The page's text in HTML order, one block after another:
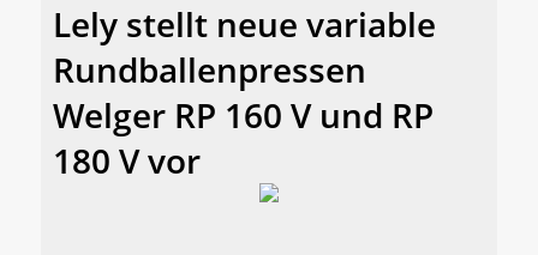
Lely stellt neue variable
Rundballenpressen
Welger RP 160 V und RP
180 V vor